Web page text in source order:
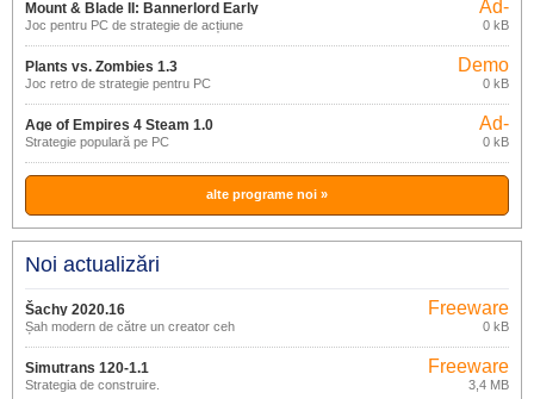
Mount & Blade II: Bannerlord Early
Access
Joc pentru PC de strategie de acțiune
Ad-
supported
0 kB
Plants vs. Zombies 1.3
Joc retro de strategie pentru PC
Demo
0 kB
Age of Empires 4 Steam 1.0
Strategie populară pe PC
Ad-
supported
0 kB
alte programe noi »
Noi actualizări
Šachy 2020.16
Șah modern de către un creator ceh
Freeware
0 kB
Simutrans 120-1.1
Strategia de construire.
Freeware
3,4 MB